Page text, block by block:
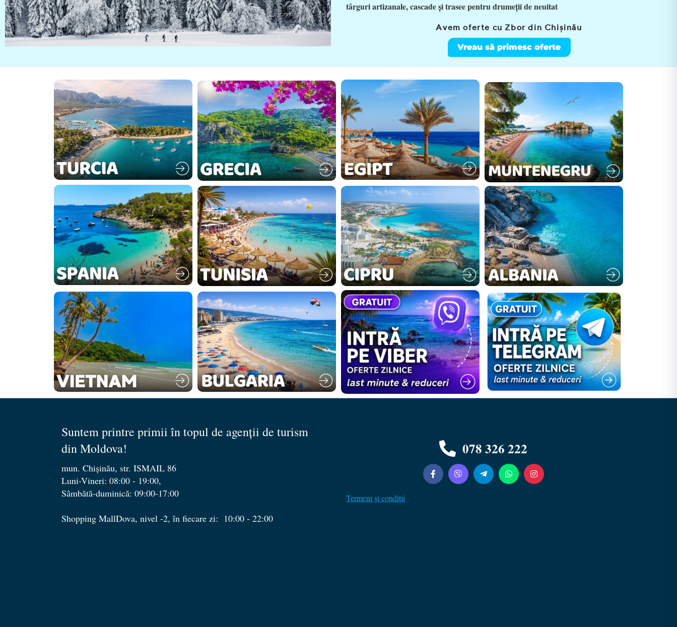
târguri artizanale, cascade și trasee pentru drumeții de neuitat
Avem oferte cu Zbor din Chișinău
Vreau să primesc oferte
Suntem printre primii în topul de agenții de turism
din Moldova!
mun. Chișinău, str. ISMAIL 86
Luni-Vineri: 08:00 - 19:00,
Sâmbătă-duminică: 09:00-17:00
Shopping MallDova, nivel -2, în fiecare zi: 10:00 - 22:00
078 326 222
Termeni și condiții